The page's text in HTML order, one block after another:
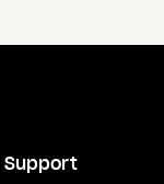
Support